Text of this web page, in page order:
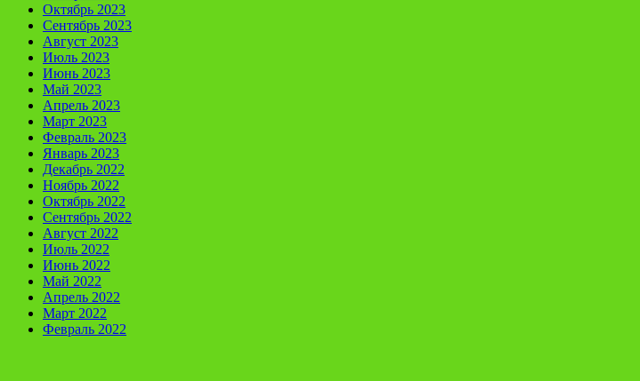
Октябрь 2023
Сентябрь 2023
Август 2023
Июль 2023
Июнь 2023
Май 2023
Апрель 2023
Март 2023
Февраль 2023
Январь 2023
Декабрь 2022
Ноябрь 2022
Октябрь 2022
Сентябрь 2022
Август 2022
Июль 2022
Июнь 2022
Май 2022
Апрель 2022
Март 2022
Февраль 2022